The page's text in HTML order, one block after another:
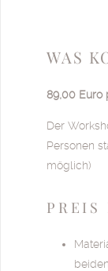
WAS
89,00 Euro
Der
Personen
möglich)
PREIS